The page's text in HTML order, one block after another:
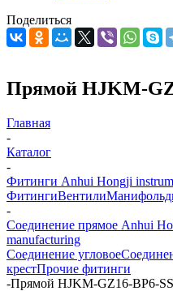
Поделиться
Прямой HJKM-
Главная
-
Каталог
-
Фитинги Anhui Hongji
ФитингиВентили
-
Соединение прямое Anhui
manufacturing
Соединение угловое
крестПрочие фитинги
-Прямой HJKM-GZ16-BP6-SS